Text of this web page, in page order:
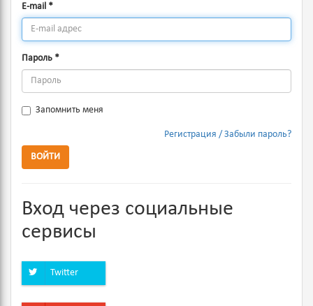
E-mail *
Пароль *
Запомнить меня
Забыли пароль?
Регистрация
ВОЙТИ
Вход через социальные
сервисы
Twitter